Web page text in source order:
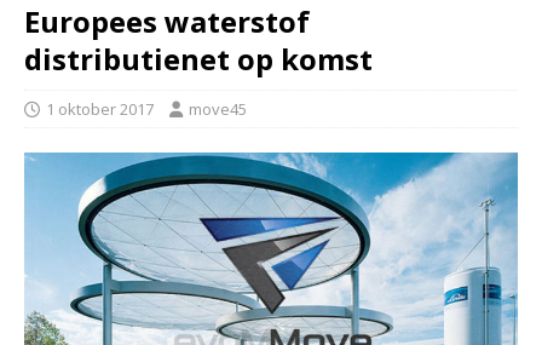
Europees waterstof
distributienet op komst
1 oktober 2017 move45